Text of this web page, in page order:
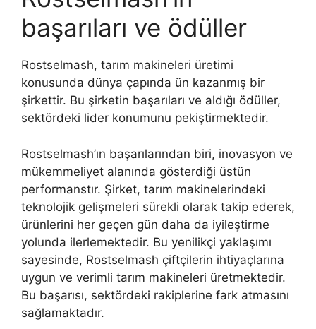
başarıları ve ödüller
Rostselmash, tarım makineleri üretimi
konusunda dünya çapında ün kazanmış bir
şirkettir. Bu şirketin başarıları ve aldığı ödüller,
sektördeki lider konumunu pekiştirmektedir.
Rostselmash’ın başarılarından biri, inovasyon ve
mükemmeliyet alanında gösterdiği üstün
performanstır. Şirket, tarım makinelerindeki
teknolojik gelişmeleri sürekli olarak takip ederek,
ürünlerini her geçen gün daha da iyileştirme
yolunda ilerlemektedir. Bu yenilikçi yaklaşımı
sayesinde, Rostselmash çiftçilerin ihtiyaçlarına
uygun ve verimli tarım makineleri üretmektedir.
Bu başarısı, sektördeki rakiplerine fark atmasını
sağlamaktadır.